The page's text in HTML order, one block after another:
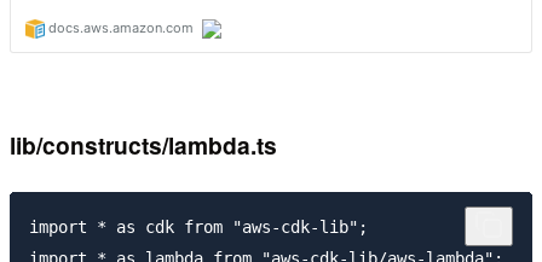
lib/constructs/lambda.ts
import * as cdk from "aws-cdk-lib";
import * as lambda from "aws-cdk-lib/aws-lambda";